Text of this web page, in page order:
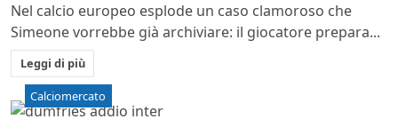
Nel calcio europeo esplode un caso clamoroso che
Simeone vorrebbe già archiviare: il giocatore prepara...
Leggi di più
Calciomercato